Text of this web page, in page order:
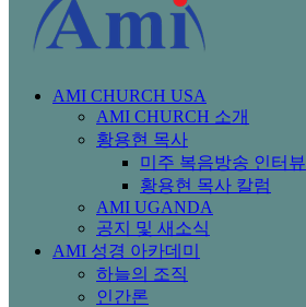
AMI CHURCH USA
AMI CHURCH 소개
황용현 목사
미주 복음방송 인터뷰
황용현 목사 칼럼
AMI UGANDA
공지 및 새소식
AMI 성경 아카데미
하늘의 조직
인간론